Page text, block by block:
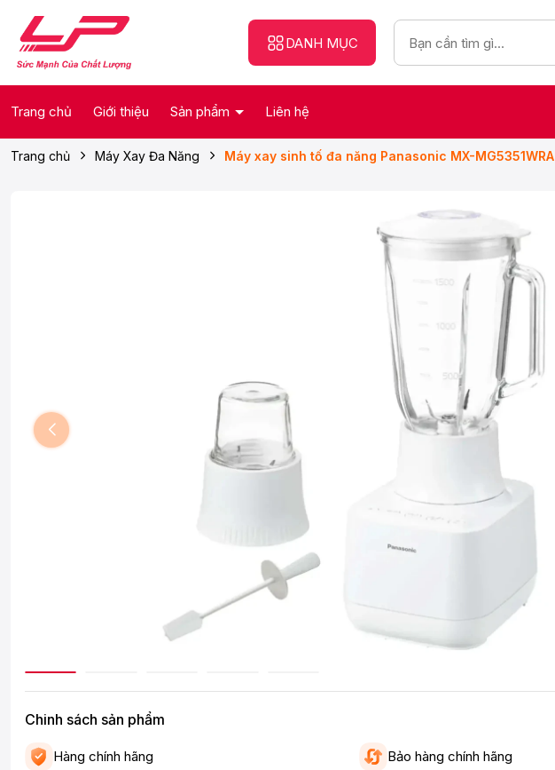
DANH MỤC
Trang chủ Giới thiệu Sản phẩm Liên hệ
Trang chủ Máy Xay Đa Năng Máy xay sinh tố đa năng Panasonic MX-MG5351WRA
Chinh sách sản phẩm
Hàng chính hãng Bảo hàng chính hãng